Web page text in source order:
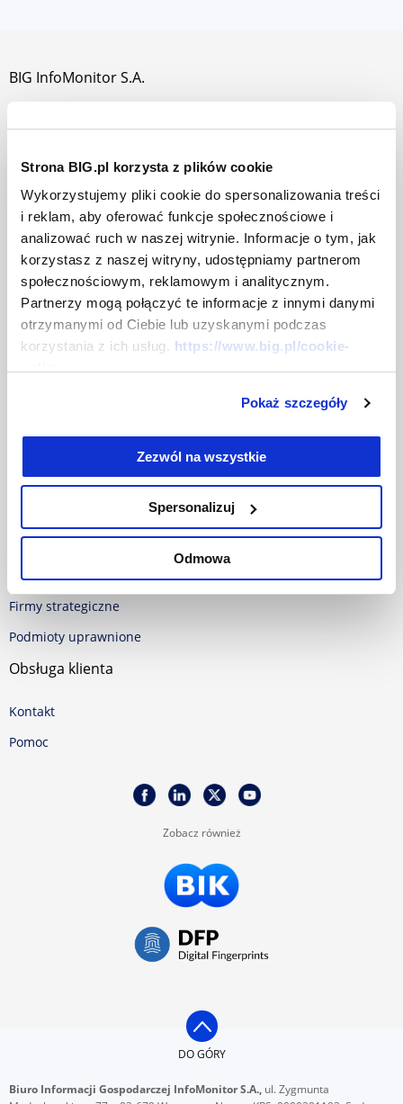
Strona BIG.pl korzysta z plików cookie
Wykorzystujemy pliki cookie do spersonalizowania treści
i reklam, aby oferować funkcje społecznościowe i
analizować ruch w naszej witrynie. Informacje o tym, jak
korzystasz z naszej witryny, udostępniamy partnerom
społecznościowym, reklamowym i analitycznym.
Partnerzy mogą połączyć te informacje z innymi danymi
otrzymanymi od Ciebie lub uzyskanymi podczas
korzystania z ich usług. https://www.big.pl/cookie-
Pokaż szczegóły
Zezwól na wszystkie
Spersonalizuj
Odmowa
BIG InfoMonitor S.A.
Praca w BIG InfoMonitor
Dla prasy
Mapa strony
Centrum prasowe
Dokumenty
Baza dokumentów
RODO
Oferta
Dla samorządu
Dla konsumentów
Firmy strategiczne
Podmioty uprawnione
Obsługa klienta
Kontakt
Pomoc
Zobacz również
DO GÓRY
Biuro Informacji Gospodarczej InfoMonitor S.A., ul. Zygmunta